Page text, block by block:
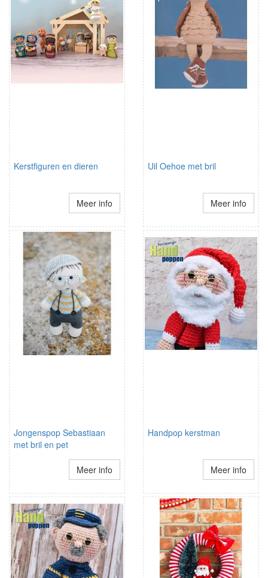
Kerstfiguren en dieren
Meer info
Uil Oehoe met bril
Meer info
Jongenspop Sebastiaan
met bril en pet
Meer info
Handpop kerstman
Meer info